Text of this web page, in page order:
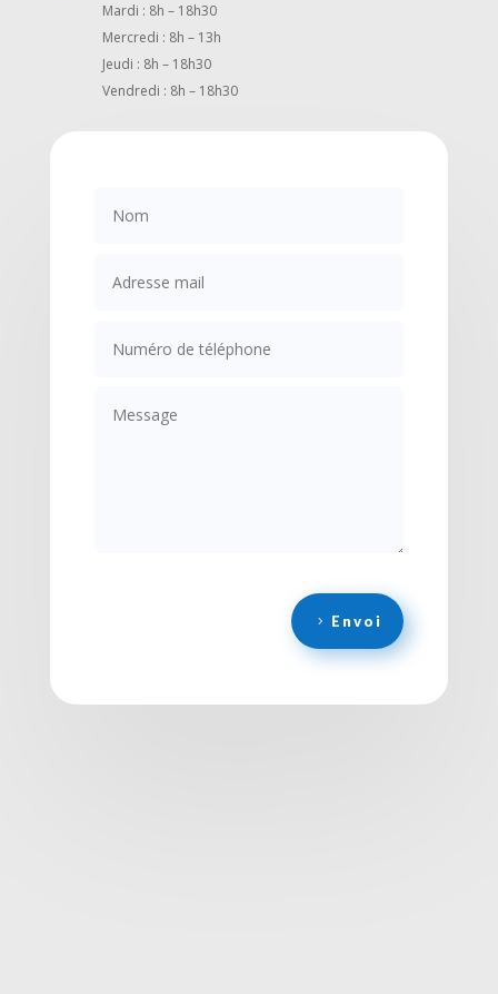
Mardi : 8h – 18h30
Mercredi : 8h – 13h
Jeudi : 8h – 18h30
Vendredi : 8h – 18h30
Envoi